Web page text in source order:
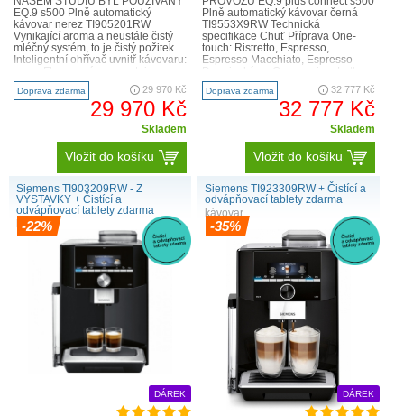
EQ.9 s500 Plně automatický
kávovar nerez TI905201RW
Vynikající aroma a neustále čistý
mléčný systém, to je čistý požitek.
Inteligentní ohřívač uvnitř kávovaru:
maximální aroma díky stále..
Doprava zdarma 29 970 Kč
29 970 Kč
Skladem
Vložit do košíku
Plně automatický kávovar černá
TI9553X9RW Technická
specifikace Chuť Příprava One-
touch: Ristretto, Espresso,
Espresso Macchiato, Espresso
Macchiato, káva s mlékem pouhým
stisknut..
Doprava zdarma 32 777 Kč
32 777 Kč
Skladem
Vložit do košíku
Siemens TI903209RW - Z
VÝSTAVKY + Čistící a
odvápňovací tablety zdarma
kávovar
-22%
DÁREK
Siemens TI923309RW + Čistící a
odvápňovací tablety zdarma
kávovar
-35%
DÁREK